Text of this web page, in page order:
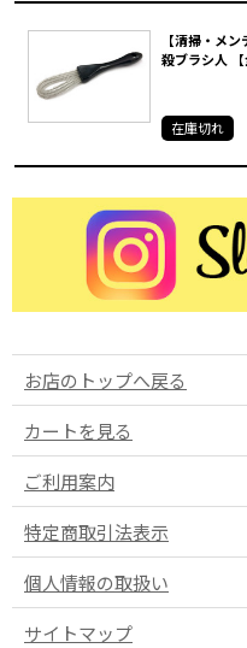
【清掃・メ
殺ブラシ人
在庫切れ
お店のトップへ戻る
カートを見る
ご利用案内
特定商取引法表示
個人情報の取扱い
サイトマップ